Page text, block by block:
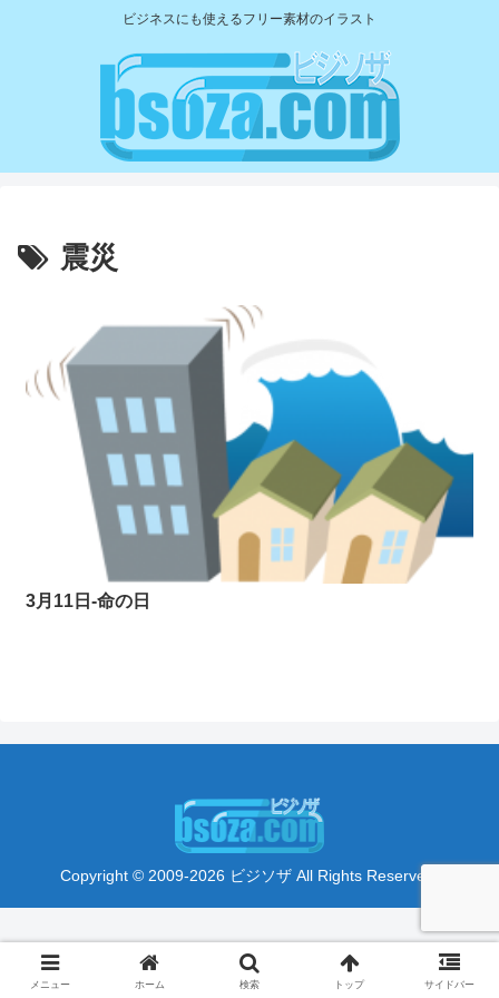
ビジネスにも使えるフリー素材のイラスト
震災
3月11日-命の日
Copyright © 2009-2026 ビジソザ All Rights Reserved.
メニュー ホーム 検索 トップ サイドバー